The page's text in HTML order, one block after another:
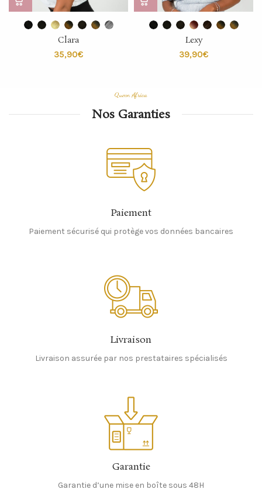
Clara
€
Lexy
€
Queen Africa
Nos Garanties
Paiement
Paiement sécurisé qui protège vos données bancaires
Livraison
Livraison assurée par nos prestataires spécialisés
Garantie
Garantie d’une mise en boîte sous 48H